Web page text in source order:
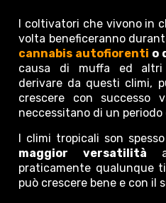
I coltivatori che vivono in
volta beneficeranno
cannabis autofiorenti o
causa di muffa ed altri
derivare da questi climi,
crescere con successo
neccessitano di un
I climi tropicali son
maggior versatilità
praticamente qualunque
può crescere bene e con il